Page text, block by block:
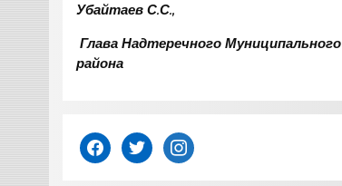
Убайтаев С.С.,
Глава Надтеречного Муниципального
района
facebooktwitter instagram